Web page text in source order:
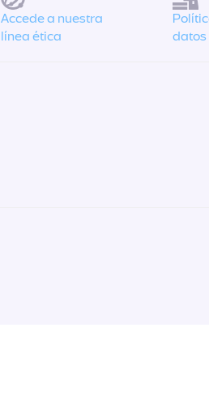
Accede a nuestra
línea ética
datos